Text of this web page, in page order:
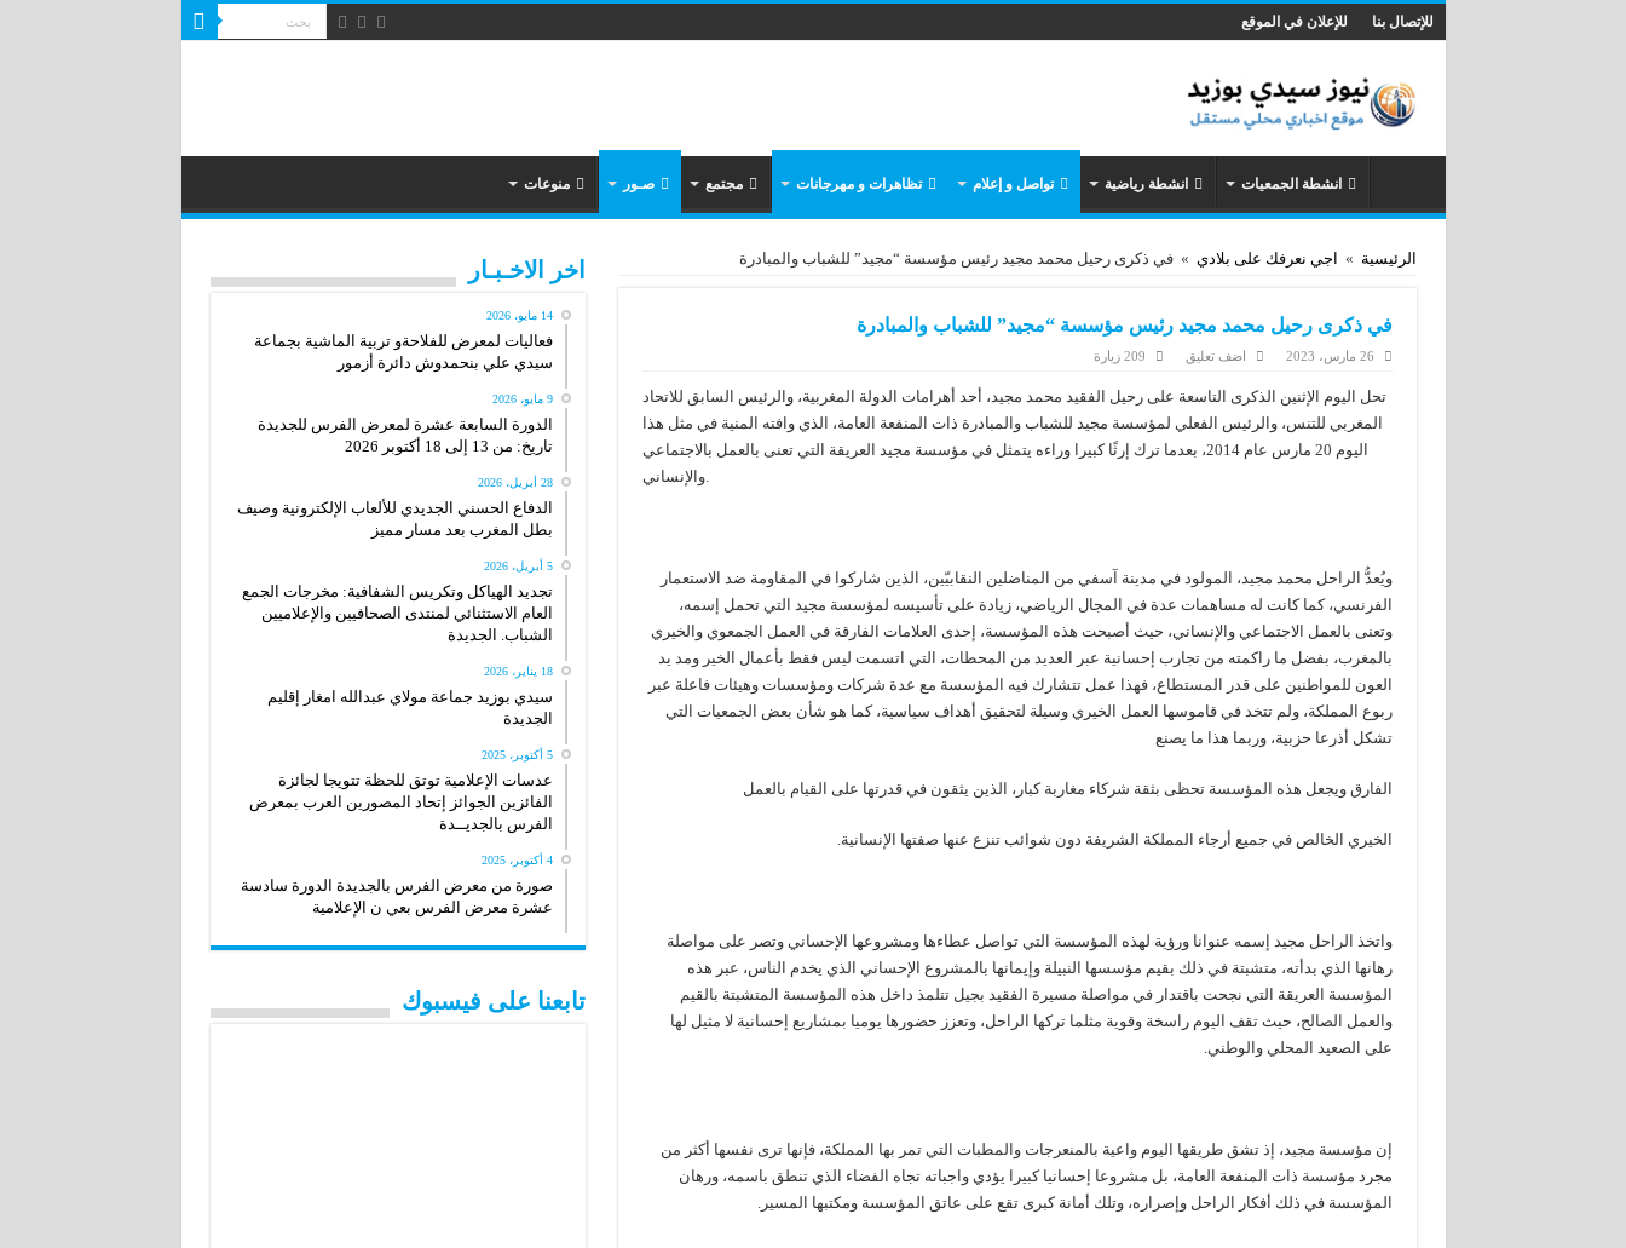
للإتصال بنا للإعلان في الموقع
انشطة الجمعيات انشطة رياضية تواصل و إعلام تظاهرات و مهرجانات مجتمع صـور منوعات
الرئيسية » اجي نعرفك على بلادي » في ذكرى رحيل محمد مجيد رئيس مؤسسة “مجيد” للشباب والمبادرة
في ذكرى رحيل محمد مجيد رئيس مؤسسة “مجيد” للشباب والمبادرة
26 مارس، 2023 اضف تعليق 209 زيارة
تحل اليوم الإثنين الذكرى التاسعة على رحيل الفقيد محمد مجيد، أحد أهرامات الدولة المغربية، والرئيس السابق للاتحاد
المغربي للتنس، والرئيس الفعلي لمؤسسة مجيد للشباب والمبادرة ذات المنفعة العامة، الذي وافته المنية في مثل هذا
اليوم 20 مارس عام 2014، بعدما ترك إرثًا كبيرا وراءه يتمثل في مؤسسة مجيد العريقة التي تعنى بالعمل بالاجتماعي
والإنساني.
ويُعدُّ الراحل محمد مجيد، المولود في مدينة آسفي من المناضلين النقابيّين، الذين شاركوا في المقاومة ضد الاستعمار
الفرنسي، كما كانت له مساهمات عدة في المجال الرياضي، زيادة على تأسيسه لمؤسسة مجيد التي تحمل إسمه،
وتعنى بالعمل الاجتماعي والإنساني، حيث أصبحت هذه المؤسسة، إحدى العلامات الفارقة في العمل الجمعوي والخيري
بالمغرب، بفضل ما راكمته من تجارب إحسانية عبر العديد من المحطات، التي اتسمت ليس فقط بأعمال الخير ومد يد
العون للمواطنين على قدر المستطاع، فهذا عمل تتشارك فيه المؤسسة مع عدة شركات ومؤسسات وهيئات فاعلة عبر
ربوع المملكة، ولم تتخد في قاموسها العمل الخيري وسيلة لتحقيق أهداف سياسية، كما هو شأن بعض الجمعيات التي
تشكل أذرعا حزبية، وربما هذا ما يصنع
الفارق ويجعل هذه المؤسسة تحظى بثقة شركاء مغاربة كبار، الذين يثقون في قدرتها على القيام بالعمل
الخيري الخالص في جميع أرجاء المملكة الشريفة دون شوائب تنزع عنها صفتها الإنسانية.
واتخذ الراحل مجيد إسمه عنوانا ورؤية لهذه المؤسسة التي تواصل عطاءها ومشروعها الإحساني وتصر على مواصلة
رهانها الذي بدأته، متشبتة في ذلك بقيم مؤسسها النبيلة وإيمانها بالمشروع الإحساني الذي يخدم الناس، عبر هذه
المؤسسة العريقة التي نجحت باقتدار في مواصلة مسيرة الفقيد بجيل تتلمذ داخل هذه المؤسسة المتشبتة بالقيم
والعمل الصالح، حيث تقف اليوم راسخة وقوية مثلما تركها الراحل، وتعزز حضورها يوميا بمشاريع إحسانية لا مثيل لها
على الصعيد المحلي والوطني.
إن مؤسسة مجيد، إذ تشق طريقها اليوم واعية بالمنعرجات والمطبات التي تمر بها المملكة، فإنها ترى نفسها أكثر من
مجرد مؤسسة ذات المنفعة العامة، بل مشروعا إحسانيا كبيرا يؤدي واجباته تجاه الفضاء الذي تنطق باسمه، ورهان
المؤسسة في ذلك أفكار الراحل وإصراره، وتلك أمانة كبرى تقع على عاتق المؤسسة ومكتبها المسير.
اخر الاخـبـار
14 مايو، 2026
فعاليات لمعرض للفلاحةو تربية الماشية بجماعة
سيدي علي بنحمدوش دائرة أزمور
9 مايو، 2026
الدورة السابعة عشرة لمعرض الفرس للجديدة
تاريخ: من 13 إلى 18 أكتوبر 2026
28 أبريل، 2026
الدفاع الحسني الجديدي للألعاب الإلكترونية وصيف
بطل المغرب بعد مسار مميز
5 أبريل، 2026
تجديد الهياكل وتكريس الشفافية: مخرجات الجمع
العام الاستثنائي لمنتدى الصحافيين والإعلاميين
الشباب. الجديدة
18 يناير، 2026
سيدي بوزيد جماعة مولاي عبدالله امغار إقليم
الجديدة
5 أكتوبر، 2025
عدسات الإعلامية توتق للحظة تتويجا لجائزة
الفائزين الجوائز إتحاد المصورين العرب بمعرض
الفرس بالجديــدة
4 أكتوبر، 2025
صورة من معرض الفرس بالجديدة الدورة سادسة
عشرة معرض الفرس بعي ن الإعلامية
تابعنا على فيسبوك